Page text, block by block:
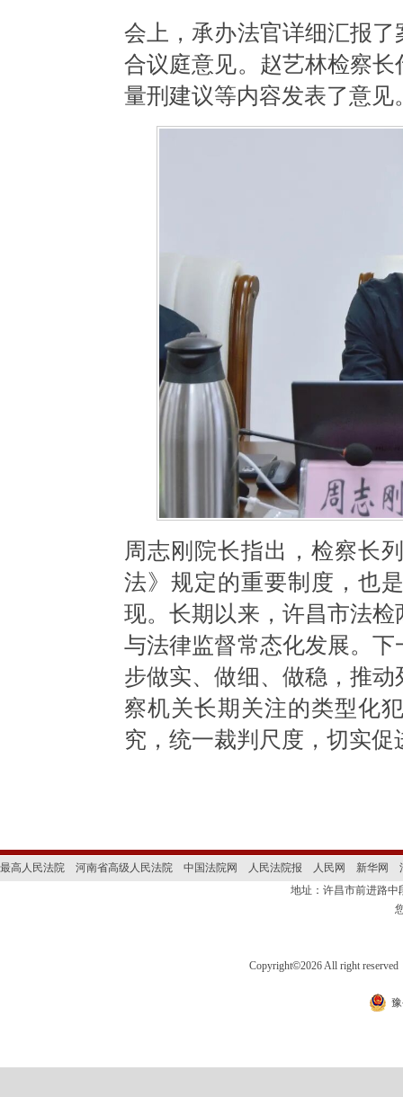
会上，承办法官详细汇报
合议庭意见。赵艺林检察
量刑建议等内容发表了意见
周志刚院长指出，检察长
法》规定的重要制度，也
现。长期以来，许昌市法
与法律监督常态化发展。
步做实、做细、做稳，推
察机关长期关注的类型化
究，统一裁判尺度，切实
最高人民法院 河南省高级人民法院 中国法院网 人民法院报 人民网 新华网
地址：许昌市前进路
Copyright©2026 All right